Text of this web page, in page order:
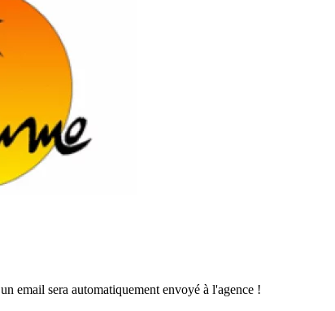
email sera automatiquement envoyé à l'agence !